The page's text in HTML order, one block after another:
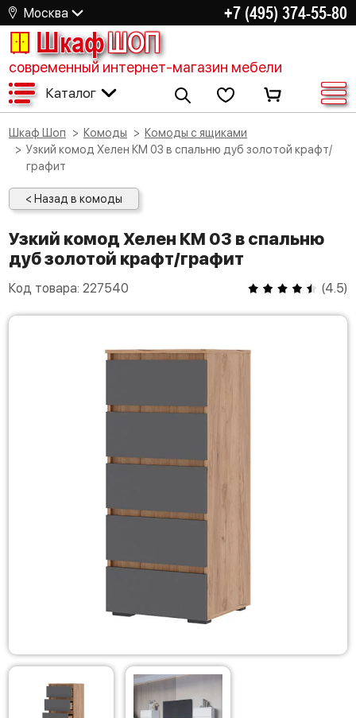
Москва +7 (495) 374-55-80
ШкафШОП
современный интернет-магазин мебели
Каталог
Шкаф Шоп Комоды
Комоды с ящиками
Узкий комод Хелен КМ 03 в спальню дуб золотой крафт/
графит
< Назад в комоды
Узкий комод Хелен КМ 03 в спальню
дуб золотой крафт/графит
Код товара: 227540 (4.5)